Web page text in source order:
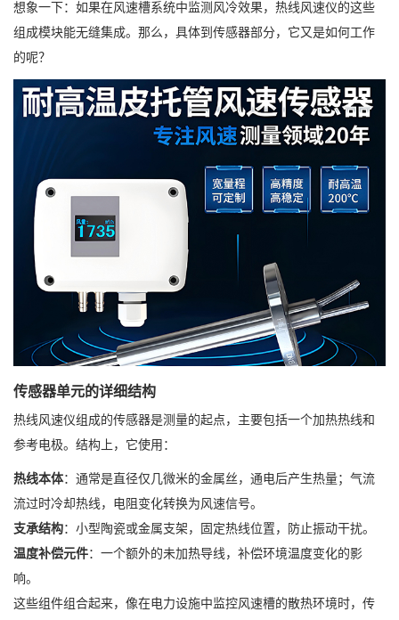
想象一下：如果在风速槽系统中监测风冷效果，热线风速仪的这些
组成模块能无缝集成。那么，具体到传感器部分，它又是如何工作
的呢？
传感器单元的详细结构
热线风速仪组成的传感器是测量的起点，主要包括一个加热热线和
参考电极。结构上，它使用：
热线本体：通常是直径仅几微米的金属丝，通电后产生热量；气流
流过时冷却热线，电阻变化转换为风速信号。
支承结构：小型陶瓷或金属支架，固定热线位置，防止振动干扰。
温度补偿元件：一个额外的未加热导线，补偿环境温度变化的影
响。
这些组件组合起来，像在电力设施中监控风速槽的散热环境时，传